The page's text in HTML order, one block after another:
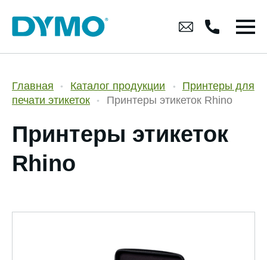
Главная Каталог продукции
Принтеры для
печати этикеток
Принтеры этикеток Rhino
Принтеры этикеток
Rhino